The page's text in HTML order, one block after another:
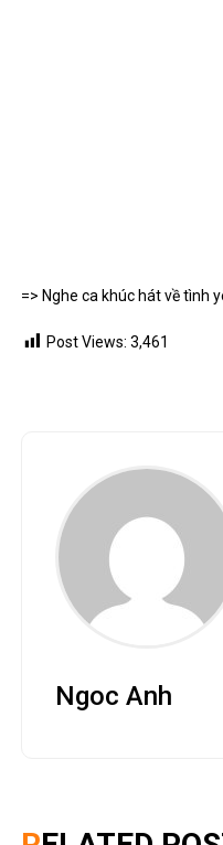
Post Views: 3,461